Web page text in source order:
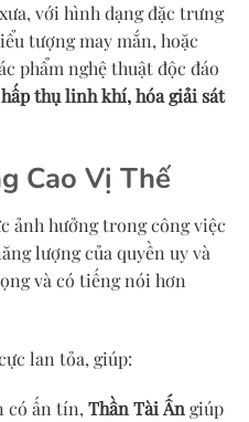
với hình dạng đặc trưng
tượng may mắn, hoặc
phẩm nghệ thuật độc đáo
hấp thụ linh khí, hóa giải sát
Cao Vị Thế
ảnh hưởng trong công việc
lượng của quyền uy và
và có tiếng nói hơn
lan tỏa, giúp:
có ấn tín,Thần Tài Ấngiúp